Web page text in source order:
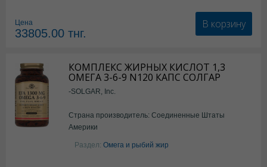
Цена
33805.00 тнг.
В корзину
КОМПЛЕКС ЖИРНЫХ КИСЛОТ 1,3
ОМЕГА 3-6-9 N120 КАПС СОЛГАР
-SOLGAR, Inc.
Страна производитель: Соединенные Штаты
Америки
Раздел: Омега и рыбий жир